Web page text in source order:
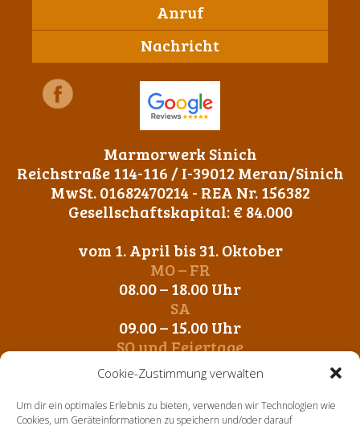
Cookie-Zustimmung verwalten
Um dir ein optimales Erlebnis zu bieten, verwenden wir Technologien wie
Cookies, um Geräteinformationen zu speichern und/oder darauf
Anruf
Nachricht
Marmorwerk Sinich
Reichstraße 114-116 / I-39012 Meran/Sinich
MwSt. 01682470214 - REA Nr. 156382
Gesellschaftskapital: € 84.000
vom 1. April bis 31. Oktober
MO – FR
08.00 – 18.00 Uhr
SA
09.00 – 15.00 Uhr
SO und Feiertage
Geschlossen
vom 1. November bis 31. März
MO – FR